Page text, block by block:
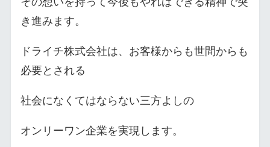
き進みます。
ドライチ株式会社は、お客様からも世間からも
必要とされる
社会になくてはならない三方よしの
オンリーワン企業を実現します。